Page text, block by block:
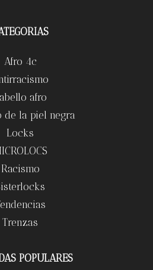
Afro 4c
afro
de la piel negra
Locks
Racismo
Trenzas
POPULARES